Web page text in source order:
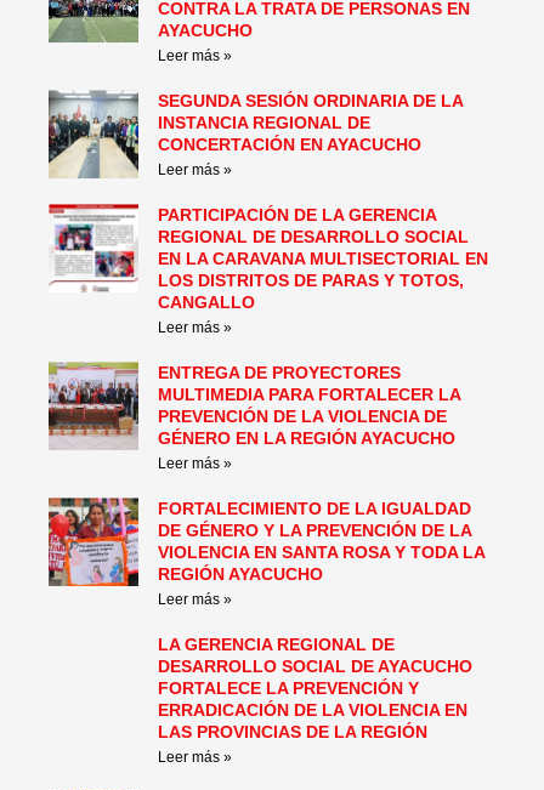
CONTRA LA TRATA DE PERSONAS EN
AYACUCHO
Leer más »
SEGUNDA SESIÓN ORDINARIA DE LA
INSTANCIA REGIONAL DE
CONCERTACIÓN EN AYACUCHO
Leer más »
PARTICIPACIÓN DE LA GERENCIA
REGIONAL DE DESARROLLO SOCIAL
EN LA CARAVANA MULTISECTORIAL EN
LOS DISTRITOS DE PARAS Y TOTOS,
CANGALLO
Leer más »
ENTREGA DE PROYECTORES
MULTIMEDIA PARA FORTALECER LA
PREVENCIÓN DE LA VIOLENCIA DE
GÉNERO EN LA REGIÓN AYACUCHO
Leer más »
FORTALECIMIENTO DE LA IGUALDAD
DE GÉNERO Y LA PREVENCIÓN DE LA
VIOLENCIA EN SANTA ROSA Y TODA LA
REGIÓN AYACUCHO
Leer más »
LA GERENCIA REGIONAL DE
DESARROLLO SOCIAL DE AYACUCHO
FORTALECE LA PREVENCIÓN Y
ERRADICACIÓN DE LA VIOLENCIA EN
LAS PROVINCIAS DE LA REGIÓN
Leer más »